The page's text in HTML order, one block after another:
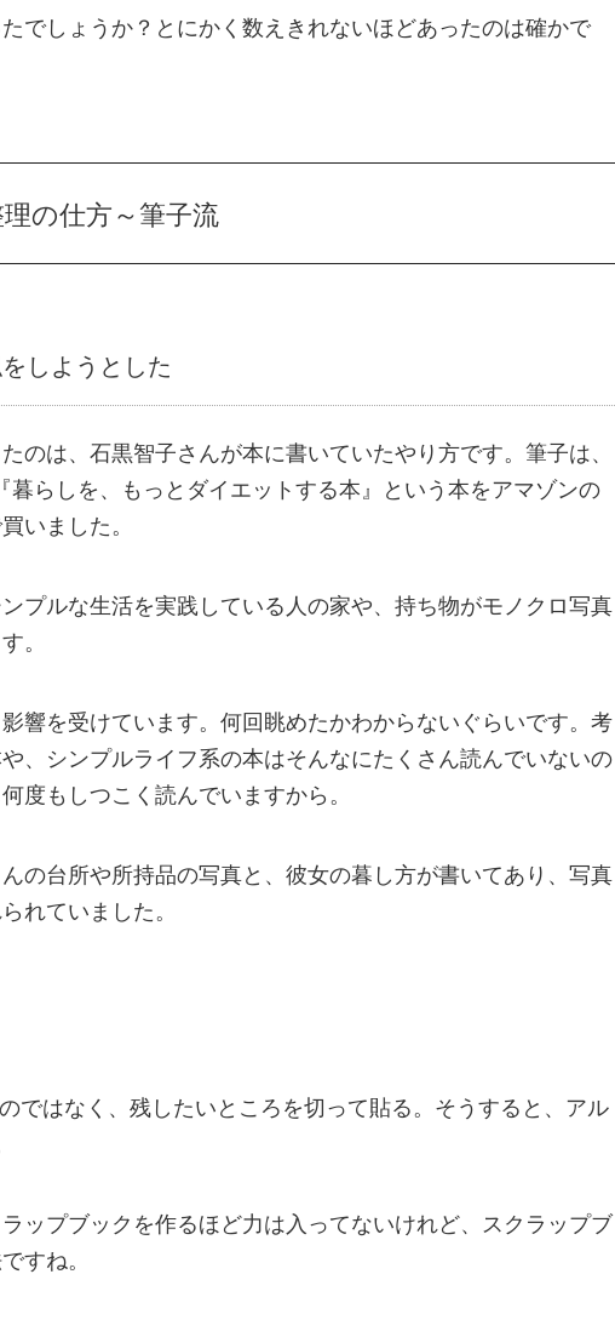
でしょうか？とにかく数えきれないほどあったのは確かで
の仕方～筆子流
しようとした
のは、石黒智子さんが本に書いていたやり方です。筆子は、
暮らしを、もっとダイエットする本』という本をアマゾンの
いました。
プルな生活を実践している人の家や、持ち物がモノクロ写真
。
響を受けています。何回眺めたかわからないぐらいです。考
、シンプルライフ系の本はそんなにたくさん読んでいないの
度もしつこく読んでいますから。
の台所や所持品の写真と、彼女の暮し方が書いてあり、写真
れていました。
ではなく、残したいところを切って貼る。そうすると、アル
ップブックを作るほど力は入ってないけれど、スクラップブ
すね。